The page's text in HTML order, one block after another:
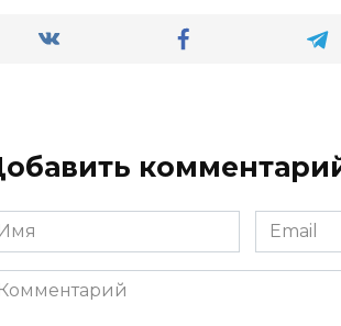
Email
*